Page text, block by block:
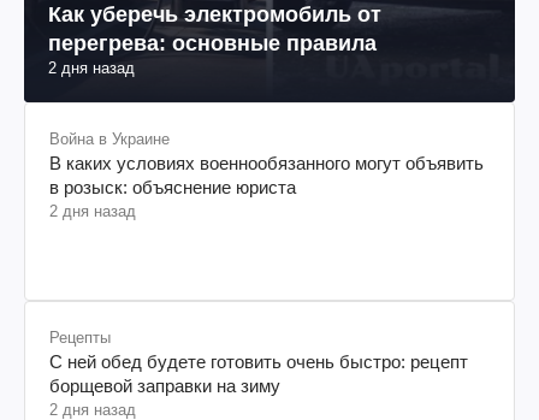
Как уберечь электромобиль от
перегрева: основные правила
2 дня назад
Война в Украине
В каких условиях военнообязанного могут объявить
в розыск: объяснение юриста
2 дня назад
Рецепты
С ней обед будете готовить очень быстро: рецепт
борщевой заправки на зиму
2 дня назад